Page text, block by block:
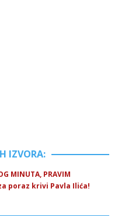
IZVORA:
MINUTA, PRAVIM
za poraz krivi Pavla Ilića!